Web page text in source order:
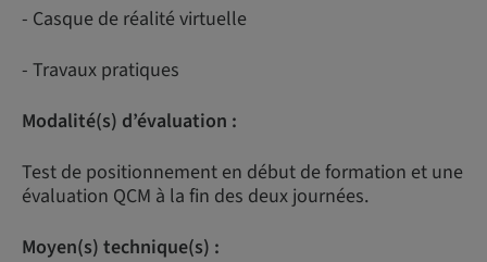
- Casque de réalité virtuelle
- Travaux pratiques
Modalité(s) d’évaluation :
Test de positionnement en début de formation et une
évaluation QCM à la fin des deux journées.
Moyen(s) technique(s) :